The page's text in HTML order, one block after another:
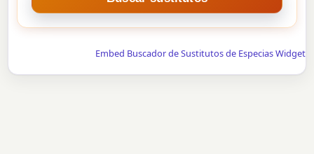
Embed Buscador de Sustitutos de Especias Widget